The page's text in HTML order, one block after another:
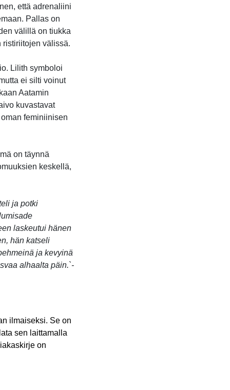
että adrenaliini
Pallas on
välillä on tiukka
ristiriitojen välissä.
Lilith symboloi
ei silti voinut
Aatamin
kuvastavat
feminiinisen
on täynnä
keskellä,
ja potki
laskeutui hänen
hän katseli
ja kevyinä
alhaalta päin.`-
ilmaiseksi. Se on
sen laittamalla
on